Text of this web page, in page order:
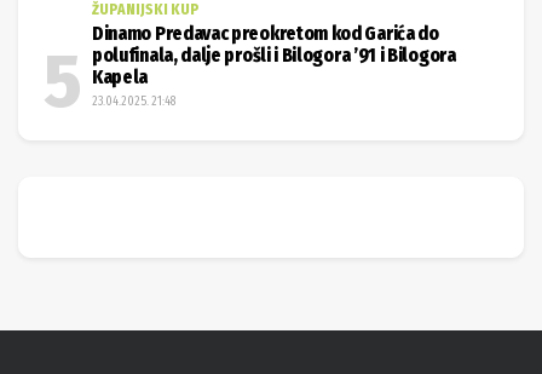
ŽUPANIJSKI KUP
Dinamo Predavac preokretom kod Garića do
polufinala, dalje prošli i Bilogora ’91 i Bilogora
Kapela
23.04.2025. 21:48